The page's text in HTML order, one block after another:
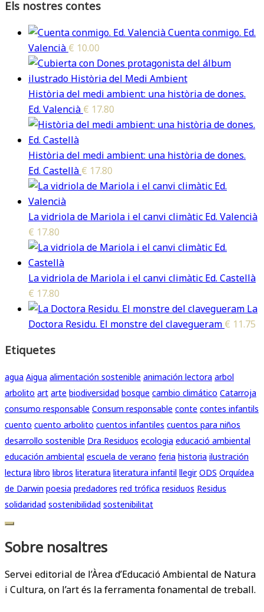
Els nostres contes
Cuenta conmigo. Ed.
Valencià € 10.00
Història del medi ambient: una història de dones.
Ed. Valencià € 17.80
Història del medi ambient: una història de dones.
Ed. Castellà € 17.80
La vidriola de Mariola i el canvi climàtic Ed. Valencià
€ 17.80
La vidriola de Mariola i el canvi climàtic Ed. Castellà
€ 17.80
La
Doctora Residu. El monstre del clavegueram € 11.75
Etiquetes
agua Aigua alimentación sostenible animación lectora arbol
arbolito art arte biodiversidad bosque cambio climático Catarroja
consumo responsable Consum responsable conte contes infantils
cuento cuento arbolito cuentos infantiles cuentos para niños
desarrollo sostenible Dra Residuos ecologia educació ambiental
educación ambiental escuela de verano feria historia ilustración
lectura libro libros literatura literatura infantil llegir ODS Orquídea
de Darwin poesia predadores red trófica residuos Residus
solidaridad sostenibilidad sostenibilitat
Sobre nosaltres
Servei editorial de l’Àrea d’Educació Ambiental de Natura
i Cultura, on l’art és la ferramenta fonamental de treball.